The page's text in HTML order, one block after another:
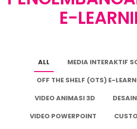
E-
ALL
MEDIA INTERAKTIF
OFF THE SHELF (OTS) E-
VIDEO ANIMASI 3D
VIDEO POWERPOINT